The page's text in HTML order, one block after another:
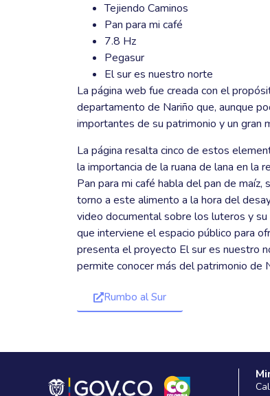
Tejiendo Caminos
Pan para mi café
7.8 Hz
Pegasur
El sur es nuestro norte
La página web fue creada con el
departamento de Nariño que, aunque
importantes de su patrimonio y un gran
La página resalta cinco de estos
la importancia de la ruana de lana en la
Pan para mi café habla del pan de
torno a este alimento a la hora del
video documental sobre los luteros y
que interviene el espacio público para
presenta el proyecto El sur es nuestro
permite conocer más del patrimonio de
Rumbo al Sur